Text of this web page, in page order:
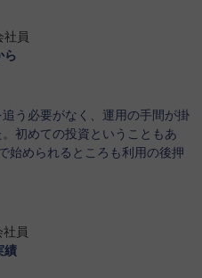
員
う必要がなく、運用の手間が掛
初めての投資ということもあ
始められるところも利用の後押
員
績